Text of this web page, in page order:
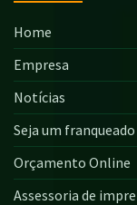
Home
Empresa
Notícias
Seja um franqueado
Orçamento Online
Assessoria de